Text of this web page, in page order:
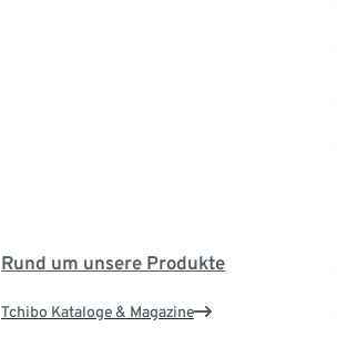
Rund um unsere Produkte
Tchibo Kataloge & Magazine